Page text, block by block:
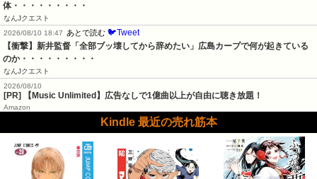
体・・・・・・・・・
なんJクエスト
2026/08/10 18:47
あとで読む 🐦Tweet
【衝撃】新井監督「全部ブッ壊してから辞めたい」広島カープで何が起きている
のか・・・・・・・・・
なんJクエスト
2026/08/10
[PR] 【Music Unlimited】広告なしで1億曲以上が自由に聴き放題！
Amazon
Kindle 最近の売れ筋本